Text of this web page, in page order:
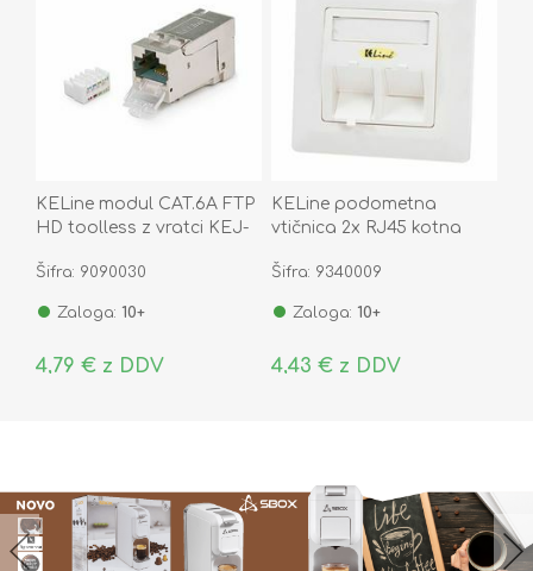
KELine modul CAT.6A FTP
HD toolless z vratci KEJ-
Šifra: 9090030
Zaloga: 10+
4,79 € z DDV
KELine podometna
vtičnica 2x RJ45 kotna
Šifra: 9340009
Zaloga: 10+
4,43 € z DDV